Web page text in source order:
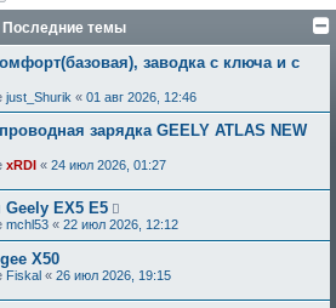
Последние темы
заводка с ключа и с
just_Shurik « 01 авг 2026, 12:46
зарядка GEELY ATLAS NEW
xRDI « 24 июл 2026, 01:27
EX5 E5
mchl53 « 22 июл 2026, 12:12
X50
Fiskal « 26 июл 2026, 19:15